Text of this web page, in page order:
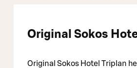
Original Sokos
Original Sokos Hotel Triplan